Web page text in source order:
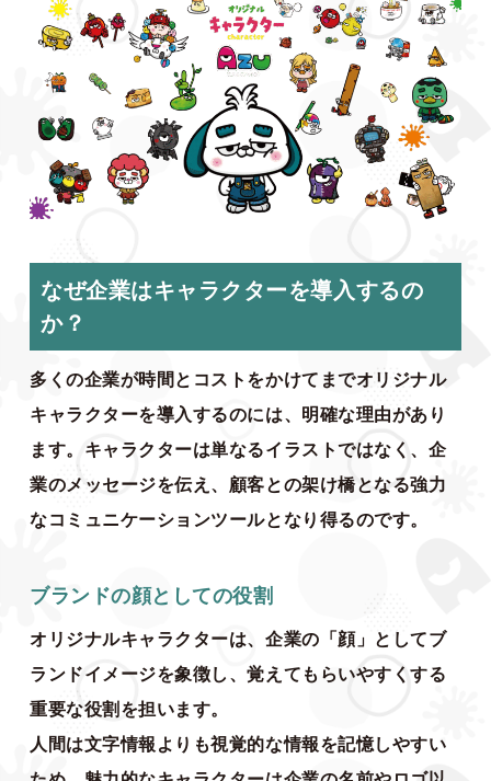
なぜ企業はキャラクターを導入するの
か？
多くの企業が時間とコストをかけてまでオリジナル
キャラクターを導入するのには、明確な理由があり
ます。キャラクターは単なるイラストではなく、企
業のメッセージを伝え、顧客との架け橋となる強力
なコミュニケーションツールとなり得るのです。
ブランドの顔としての役割
オリジナルキャラクターは、企業の「顔」としてブ
ランドイメージを象徴し、覚えてもらいやすくする
重要な役割を担います。
人間は文字情報よりも視覚的な情報を記憶しやすい